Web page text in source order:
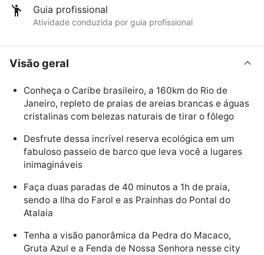
Guia profissional
Atividade conduzida por guia profissional
Visão geral
Conheça o Caribe brasileiro, a 160km do Rio de
Janeiro, repleto de praias de areias brancas e águas
cristalinas com belezas naturais de tirar o fôlego
Desfrute dessa incrível reserva ecológica em um
fabuloso passeio de barco que leva você a lugares
inimagináveis
Faça duas paradas de 40 minutos a 1h de praia,
sendo a Ilha do Farol e as Prainhas do Pontal do
Atalaia
Tenha a visão panorâmica da Pedra do Macaco,
Gruta Azul e a Fenda de Nossa Senhora nesse city